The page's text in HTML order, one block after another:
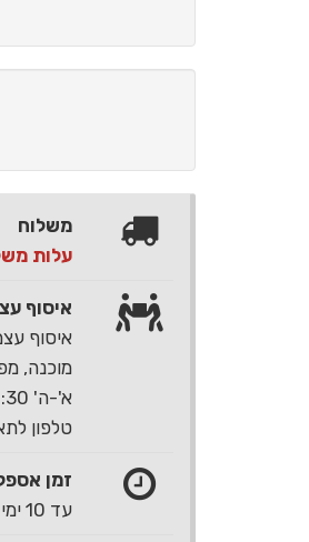
משלוח
עלות משלוח
איסוף
איסוף
מוכנה,
א'-ה' 17:30 - 8:30
טלפון לתאום
זמן
עד 10 ימי עסקים (במשלוח או באיסוף עצמי)